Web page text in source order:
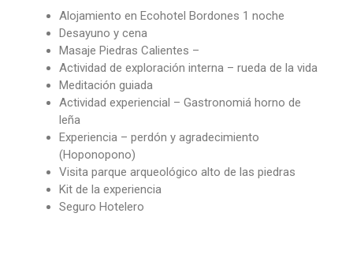
Alojamiento en Ecohotel Bordones 1 noche
Desayuno y cena
Masaje Piedras Calientes –
Actividad de exploración interna – rueda de la vida
Meditación guiada
Actividad experiencial – Gastronomiá horno de
leña
Experiencia – perdón y agradecimiento
(Hoponopono)
Visita parque arqueológico alto de las piedras
Kit de la experiencia
Seguro Hotelero